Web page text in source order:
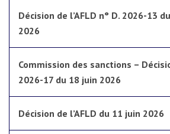
Décision de l’AFLD n° D. 2026-13
2026
Commission des sanctions –
2026-17 du 18 juin 2026
Décision de l’AFLD du 11 juin 2026